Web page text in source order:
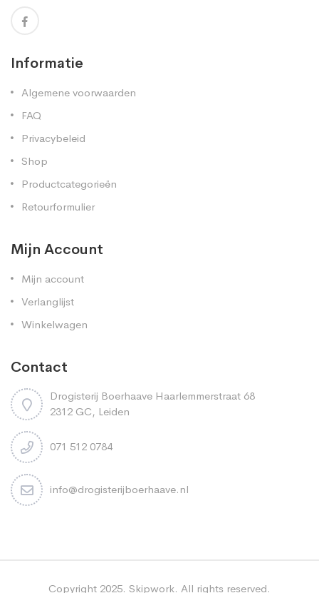
Informatie
Algemene voorwaarden
FAQ
Privacybeleid
Shop
Productcategorieën
Retourformulier
Mijn Account
Mijn account
Verlanglijst
Winkelwagen
Contact
Drogisterij Boerhaave Haarlemmerstraat 68
2312 GC, Leiden
071 512 0784
info@drogisterijboerhaave.nl
Copyright 2025. Skipwork. All rights reserved.